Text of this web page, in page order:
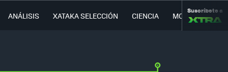
ANÁLISIS XATAKA SELECCIÓN CIENCIA MOVILIDAD
Suscríbete a